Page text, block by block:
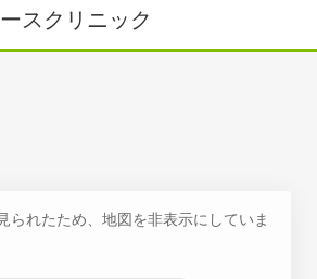
スクリニック
られたため、地図を非表示にしていま